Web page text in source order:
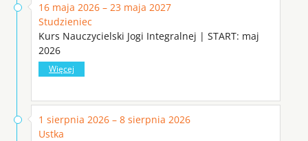
16 maja 2026 – 23 maja 2027
Studzieniec
Kurs Nauczycielski Jogi Integralnej | START: maj
2026
Więcej
1 sierpnia 2026 – 8 sierpnia 2026
Ustka